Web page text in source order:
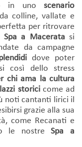
in uno scenario
colline, vallate e
per ritrovare
Spa a Macerata si
da campagne
dove poter
così dello stress
chi ama la cultura
storicicome ad
noti cantanti lirici il
grazie alla sua
come Recanati e
le nostreSpa a